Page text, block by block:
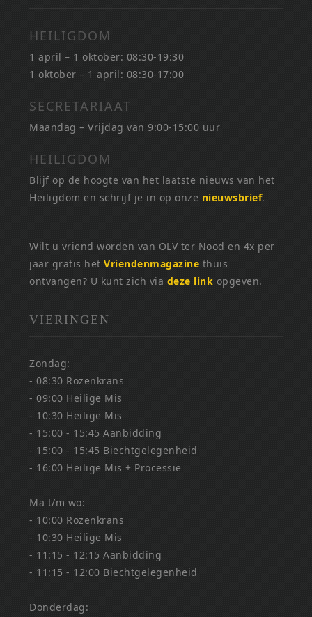
HEILIGDOM
1 april – 1 oktober: 08:30-19:30
1 oktober – 1 april: 08:30-17:00
SECRETARIAAT
Maandag – Vrijdag van 9:00-15:00 uur
HEILIGDOM
Blijf op de hoogte van het laatste nieuws van het
Heiligdom en schrijf je in op onze nieuwsbrief.
Wilt u vriend worden van OLV ter Nood en 4x per
jaar gratis hetVriendenmagazine thuis
ontvangen? U kunt zich via deze link opgeven.
VIERINGEN
Zondag:
- 08:30 Rozenkrans
- 09:00 Heilige Mis
- 10:30 Heilige Mis
- 15:00 - 15:45 Aanbidding
- 15:00 - 15:45 Biechtgelegenheid
- 16:00 Heilige Mis + Processie
Ma t/m wo:
- 10:00 Rozenkrans
- 10:30 Heilige Mis
- 11:15 - 12:15 Aanbidding
- 11:15 - 12:00 Biechtgelegenheid
Donderdag: